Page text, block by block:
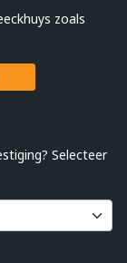
zoals
Selecteer